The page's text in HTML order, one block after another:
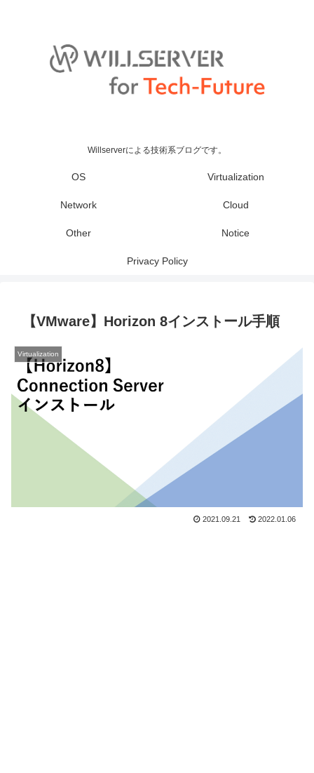
Willserverによる技術系ブログです。
OS Virtualization
Network Cloud
Other Notice
Privacy Policy
【VMware】Horizon 8インストール手順
Virtualization
2021.09.21 2022.01.06